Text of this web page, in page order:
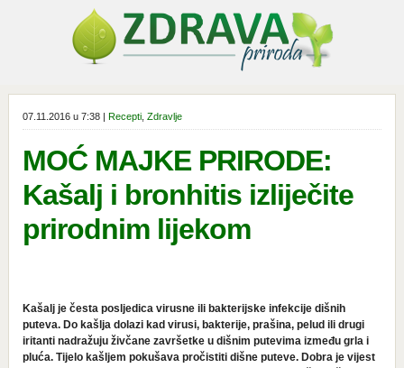
07.11.2016 u 7:38 | Recepti, Zdravlje
MOĆ MAJKE PRIRODE:
Kašalj i bronhitis izliječite
prirodnim lijekom
Kašalj je česta posljedica virusne ili bakterijske infekcije dišnih
puteva. Do kašlja dolazi kad virusi, bakterije, prašina, pelud ili drugi
iritanti nadražuju živčane završetke u dišnim putevima između grla i
pluća. Tijelo kašljem pokušava pročistiti dišne puteve. Dobra je vijest